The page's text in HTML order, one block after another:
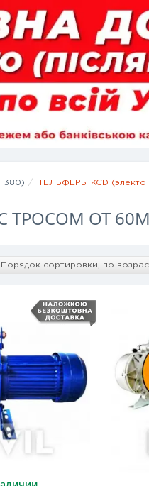
380) ТЕЛЬФЕРЫ KCD (электо
ТРОСОМ ОТ 60М